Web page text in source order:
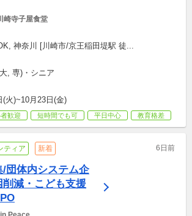
崎寺子屋食堂
神奈川 [川崎市/京王稲田堤駅 徒...
, 専)・シニア
(火)~10月23日(金)
歓迎 短時間でも可 平日中心 教育格差
ティア 新着 6日前
/団体内システム企
減・こども支援